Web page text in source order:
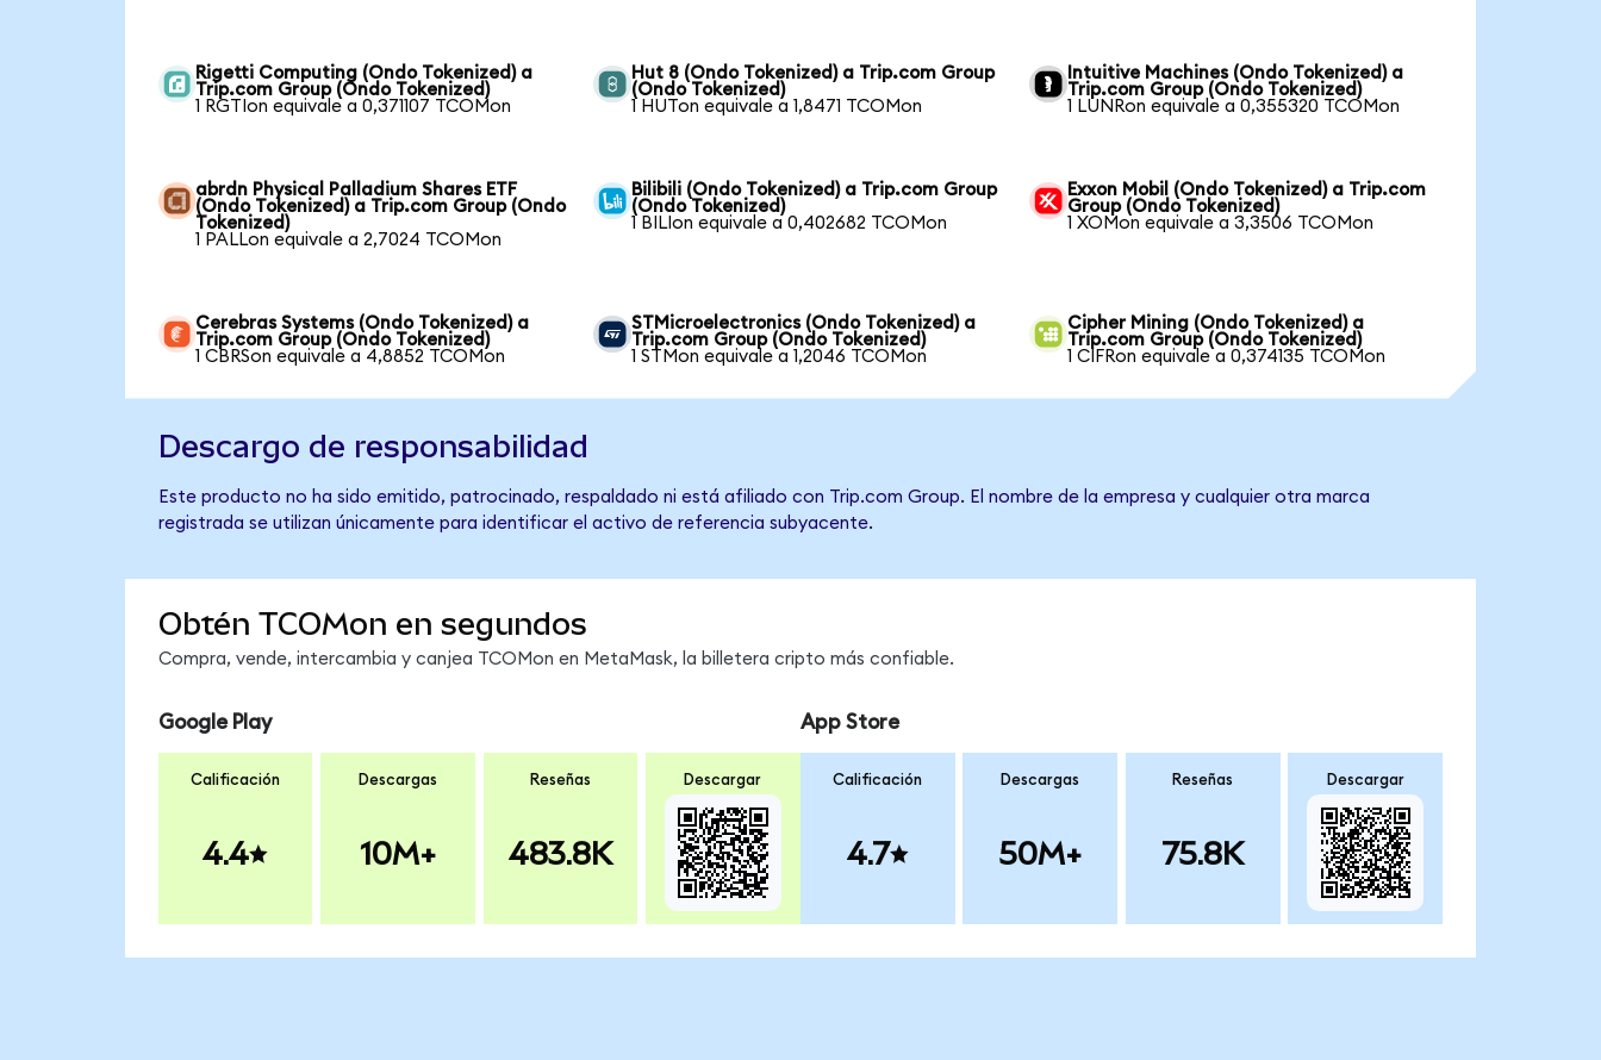
Rigetti Computing (Ondo Tokenized) a
Trip.com Group (Ondo Tokenized)
1 RGTIon equivale a 0,371107 TCOMon
Hut 8 (Ondo Tokenized) a Trip.com Group
(Ondo Tokenized)
1 HUTon equivale a 1,8471 TCOMon
Intuitive Machines (Ondo Tokenized) a
Trip.com Group (Ondo Tokenized)
1 LUNRon equivale a 0,355320 TCOMon
abrdn Physical Palladium Shares ETF
(Ondo Tokenized) a Trip.com Group (Ondo
Tokenized)
1 PALLon equivale a 2,7024 TCOMon
Bilibili (Ondo Tokenized) a Trip.com Group
(Ondo Tokenized)
1 BILIon equivale a 0,402682 TCOMon
Exxon Mobil (Ondo Tokenized) a Trip.com
Group (Ondo Tokenized)
1 XOMon equivale a 3,3506 TCOMon
Cerebras Systems (Ondo Tokenized) a
Trip.com Group (Ondo Tokenized)
1 CBRSon equivale a 4,8852 TCOMon
STMicroelectronics (Ondo Tokenized) a
Trip.com Group (Ondo Tokenized)
1 STMon equivale a 1,2046 TCOMon
Cipher Mining (Ondo Tokenized) a
Trip.com Group (Ondo Tokenized)
1 CIFRon equivale a 0,374135 TCOMon
Descargo de responsabilidad
Este producto no ha sido emitido, patrocinado, respaldado ni está afiliado con Trip.com Group. El nombre de la empresa y cualquier otra marca
registrada se utilizan únicamente para identificar el activo de referencia subyacente.
Obtén TCOMon en segundos
Compra, vende, intercambia y canjea TCOMon en MetaMask, la billetera cripto más confiable.
Google Play
Calificación
4.4
Descargas
10M+
Reseñas
483.8K
Descargar
App Store
Calificación
4.7
Descargas
50M+
Reseñas
75.8K
Descargar